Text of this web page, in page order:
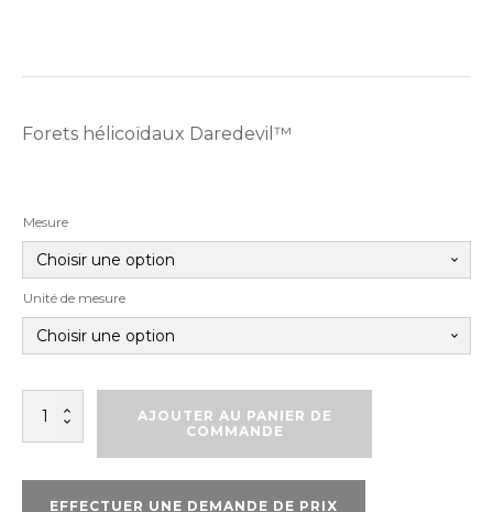
Forets hélicoïdaux Daredevil™
Mesure
Unité de mesure
quantité
AJOUTER AU PANIER DE
COMMANDE
EFFECTUER UNE DEMANDE DE PRIX